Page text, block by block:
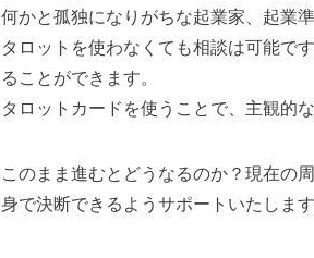
何かと孤独になりがちな起業家、起業
タロットを使わなくても相談は可能で
ることができます。
タロットカードを使うことで、 主観的
このまま進むとどうなるのか？現在の
身で決断できるようサポートいたします